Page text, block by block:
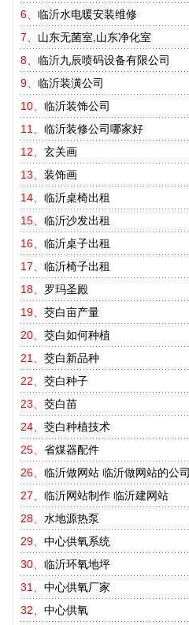
6、 临沂水电暖安装维修
7、 山东无菌室,山东净化室
8、 临沂九辰喷码设备有限公司
9、 临沂装潢公司
10、 临沂装饰公司
11、 临沂装修公司哪家好
12、 玄关画
13、 装饰画
14、 临沂桌椅出租
15、 临沂沙发出租
16、 临沂桌子出租
17、 临沂椅子出租
18、 罗玛圣殿
19、 茭白亩产量
20、 茭白如何种植
21、 茭白新品种
22、 茭白种子
23、 茭白苗
24、 茭白种植技术
25、 省煤器配件
26、 临沂做网站 临沂做网站的公司
27、 临沂网站制作 临沂建网站
28、 水地源热泵
29、 中心供氧系统
30、 临沂环氧地坪
31、 中心供氧厂家
32、 中心供氧